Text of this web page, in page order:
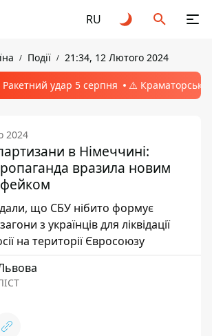
RU
Події 21:34, 12 Лютого 2024
Ракетний удар 5 серпня ⚠️ Краматорськ,
2024
в Німеччині:
вразила новим
що СБУ нібито формує
з українців для ліквідації
на території Євросоюзу